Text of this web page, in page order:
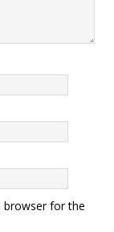
browser for the